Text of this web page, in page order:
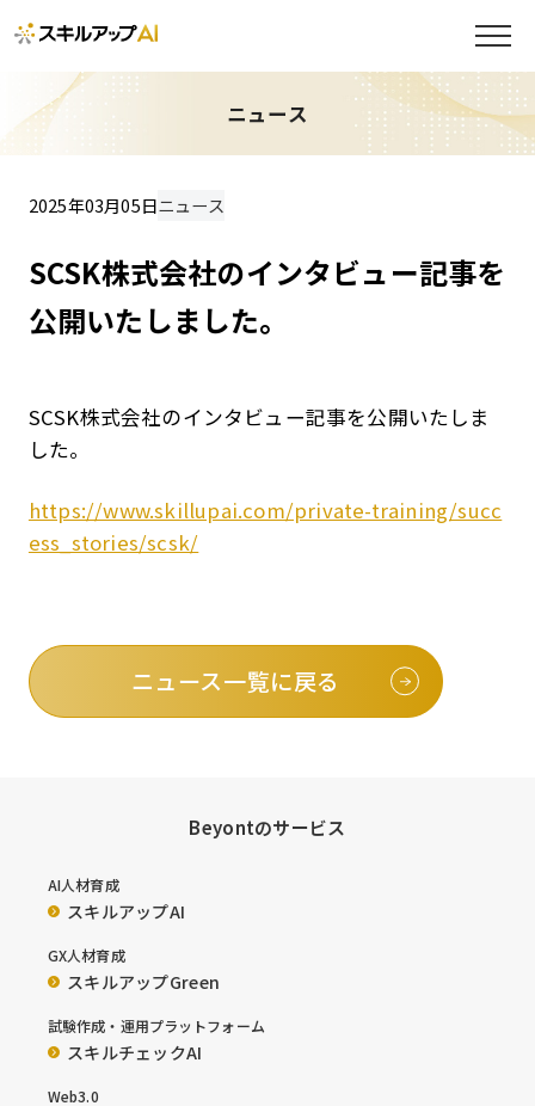
ニュース
2025年03月05日ニュース
SCSK株式会社のインタビュー記事を
公開いたしました。
SCSK株式会社のインタビュー記事を公開いたしま
した。
https://www.skillupai.com/private-training/succ
ess_stories/scsk/
ニュース一覧に戻る
Beyontのサービス
AI人材育成
スキルアップAI
GX人材育成
スキルアップGreen
試験作成・運用プラットフォーム
スキルチェックAI
Web3.0